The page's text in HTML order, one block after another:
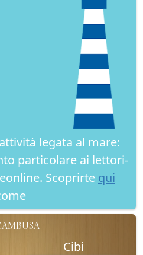
legata al mare:
particolare ai lettori-
Scoprirte qui
Cibi